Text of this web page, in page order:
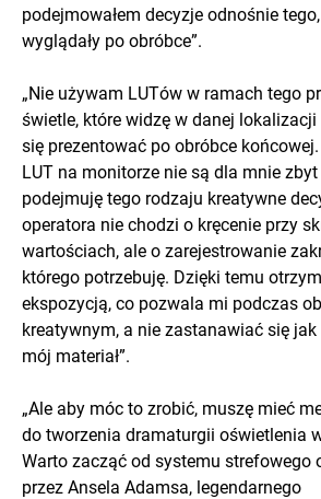
podejmowałem decyzje odnośnie
wyglądały po obróbce”.
„Nie używam LUTów w ramach tego
świetle, które widzę w danej lokalizacji
się prezentować po obróbce
LUT na monitorze nie są dla mnie
podejmuję tego rodzaju kreatywne
operatora nie chodzi o kręcenie przy
wartościach, ale o zarejestrowanie
którego potrzebuję. Dzięki temu
ekspozycją, co pozwala mi podczas
kreatywnym, a nie zastanawiać się
mój materiał”.
„Ale aby móc to zrobić, muszę mieć
do tworzenia dramaturgii oświetlenia
Warto zacząć od systemu strefowego
przez Ansela Adamsa, legendarnego